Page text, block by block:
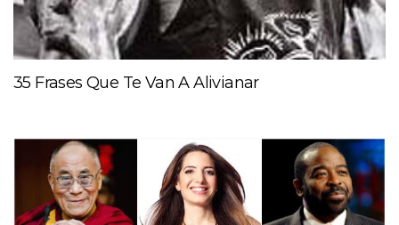
35 Frases Que Te Van A Alivianar